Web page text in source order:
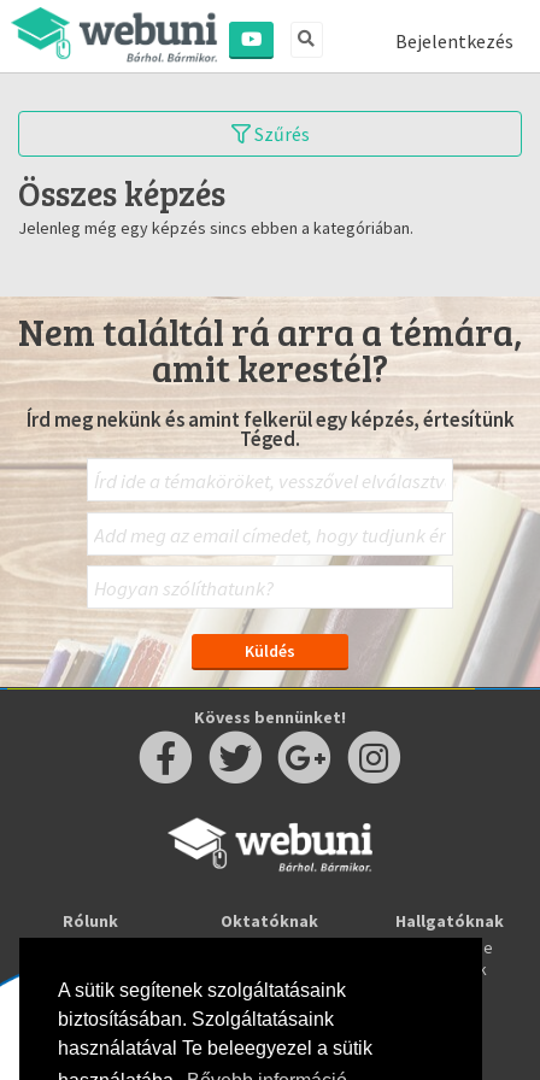
A sütik segítenek szolgáltatásaink
biztosításában. Szolgáltatásaink
használatával Te beleegyezel a sütik
Bejelentkezés
Szűrés
Összes képzés
Jelenleg még egy képzés sincs ebben a kategóriában.
Nem találtál rá arra a témára,
amit kerestél?
Írd meg nekünk és amint felkerül egy képzés, értesítünk
Téged.
Kövess bennünket!
Rólunk
Oktatóknak
Webuni Stúdió
Hallgatóknak
Tanulj online
Képzések
Info
Adatkezelési tájékoztató
ÁSZF